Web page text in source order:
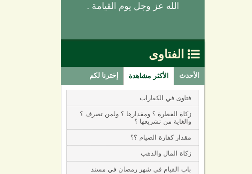
الله عز وجل يوم القيامة .
 الفتاوى
الأحدث الأكثر مشاهدة إخترنا لكم
فتاوى في الكفارات
زكاة الفطرة ؟ ومقدارها ؟ ولمن تصرف ؟
والغاية من تشريعها ؟
مقدار كفارة الصيام ؟؟
زكاة المال والذهب
باب القيام في شهر رمضان في مسند